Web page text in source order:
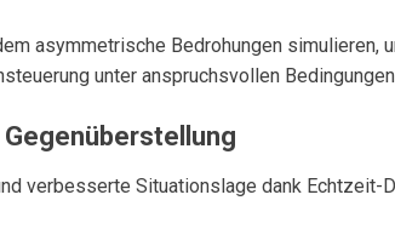
asymmetrische Bedrohungen simulieren,
unter anspruchsvollen
verbesserte Situationslage dank Echtzeit-